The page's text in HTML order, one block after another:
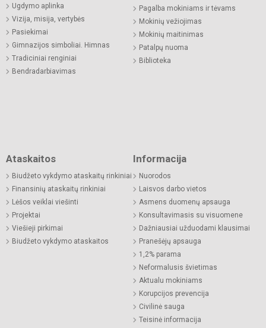
Ugdymo aplinka
Vizija, misija, vertybės
Pasiekimai
Gimnazijos simboliai. Himnas
Tradiciniai renginiai
Bendradarbiavimas
Pagalba mokiniams ir tėvams
Mokinių vežiojimas
Mokinių maitinimas
Patalpų nuoma
Biblioteka
Ataskaitos
Biudžeto vykdymo ataskaitų rinkiniai
Finansinių ataskaitų rinkiniai
Lėšos veiklai viešinti
Projektai
Viešieji pirkimai
Biudžeto vykdymo ataskaitos
Informacija
Nuorodos
Laisvos darbo vietos
Asmens duomenų apsauga
Konsultavimasis su visuomene
Dažniausiai užduodami klausimai
Pranešėjų apsauga
1,2% parama
Neformalusis švietimas
Aktualu mokiniams
Korupcijos prevencija
Civilinė sauga
Teisinė informacija